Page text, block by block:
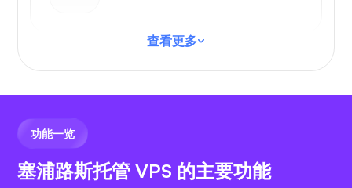
VS 代码
查看更多
功能一览
塞浦路斯托管 VPS 的主要功能